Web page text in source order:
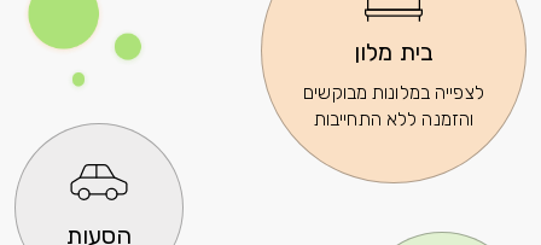
הסעות
מלון
מבוקשים
ללא התחייבות